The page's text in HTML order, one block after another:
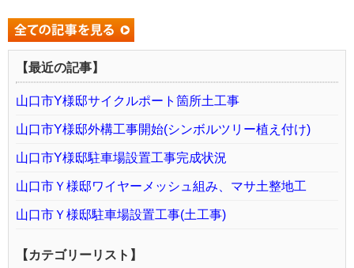
【最近の記事】
山口市Y様邸サイクルポート箇所土工事
山口市Y様邸外構工事開始(シンボルツリー植え付け)
山口市Y様邸駐車場設置工事完成状況
山口市Ｙ様邸ワイヤーメッシュ組み、マサ土整地工
山口市Ｙ様邸駐車場設置工事(土工事)
【カテゴリーリスト】